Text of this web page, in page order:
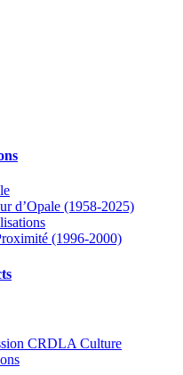
d’Opale (1958-2025)
(1996-2000)
CRDLA Culture